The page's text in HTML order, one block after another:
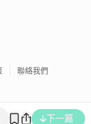
下一篇
聯絡我們